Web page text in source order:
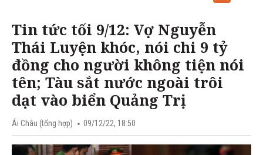
Tin tức tối 9/12: Vợ Nguyễn
Thái Luyện khóc, nói chi 9 tỷ
đồng cho người không tiện nói
tên; Tàu sắt nước ngoài trôi
dạt vào biển Quảng Trị
Ái Châu (tổng hợp) 09/12/22, 18:50